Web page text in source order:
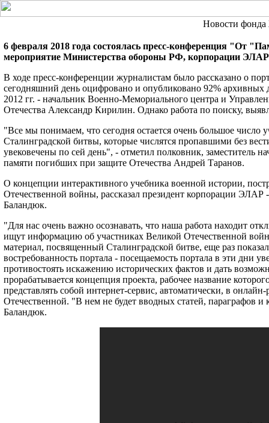
Новости
6 февраля 2018 года состоялась пресс-конференция "От
мероприятие Министерства обороны РФ, корпорации
В ходе пресс-конференции журналистам было рассказано о
сегодняшний день оцифровано и опубликовано 92% архивных
2012 гг. - начальник Военно-Мемориального центра и
Отечества Александр Кирилин. Однако работа по поиску,
"Все мы понимаем, что сегодня остается очень большое
Сталинградской битвы, которые числятся пропавшими без
увековечены по сей день", - отметил полковник, заместитель
памяти погибших при защите Отечества Андрей Таранов.
О концепции интерактивного учебника военной истории,
Отечественной войны, рассказал президент корпорации ЭЛАР
Баландюк.
"Для нас очень важно осознавать, что наша работа находит
ищут информацию об участниках Великой Отечественной
материал, посвященный Сталинградской битве, еще раз
востребованность портала - посещаемость портала в эти дни
противостоять искажению исторических фактов и дать
прорабатывается концепция проекта, рабочее название
представлять собой интернет-сервис, автоматически, в
Отечественной. "В нем не будет вводных статей, параграфов
Баландюк.